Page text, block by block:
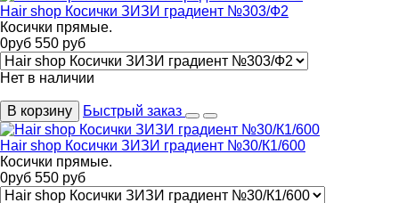
Hair shop Косички ЗИЗИ градиент №303/Ф2
Косички прямые.
0руб 550 руб
Нет в наличии
В корзину Быстрый заказ
Hair shop Косички ЗИЗИ градиент №30/К1/600
Косички прямые.
0руб 550 руб